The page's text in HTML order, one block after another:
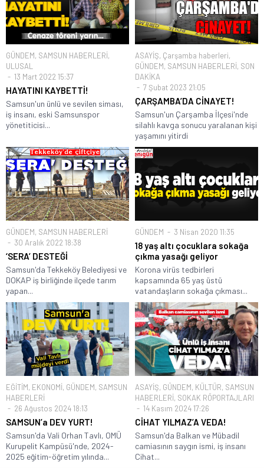
GÜNDEM, SAMSUN HABERLERİ,
ULUSAL
13 Mart 2022 15:37
HAYATINI KAYBETTİ!
Samsun'un ünlü ve sevilen siması,
iş insanı, eski Samsunspor
yönetiticisi...
ASAYİŞ, Çarşamba haberleri,
GÜNDEM, SAMSUN HABERLERİ, SON
DAKİKA
7 Şubat 2023 21:05
ÇARŞAMBA’DA CİNAYET!
Samsun'un Çarşamba İlçesi'nde
silahlı kavga sonucu yaralanan kişi
yaşamını yitirdi
GÜNDEM, SAMSUN HABERLERİ
30 Aralık 2022 18:38
‘SERA’ DESTEĞİ
Samsun'da Tekkeköy Belediyesi ve
DOKAP iş birliğinde ilçede tarım
yapan...
GÜNDEM 3 Nisan 2020 11:35
18 yaş altı çocuklara sokağa
çıkma yasağı geliyor
Korona virüs tedbirleri
kapsamında 65 yaş üstü
vatandaşların sokağa çıkması...
EĞİTİM, EKONOMİ, GÜNDEM, SAMSUN
HABERLERİ
26 Ağustos 2024 18:13
SAMSUN’a DEV YURT!
Samsun'da Vali Orhan Tavlı, OMÜ
Kurupelit Kampüsü'nde, 2024-
2025 eğitim-öğretim yılında...
ASAYİŞ, GÜNDEM, KÜLTÜR, SAMSUN
HABERLERİ, SOKAK RÖPORTAJLARI
14 Kasım 2024 17:26
CİHAT YILMAZ’A VEDA!
Samsun'da Balkan ve Mübadil
camiasının saygın ismi, iş insanı
Cihat...